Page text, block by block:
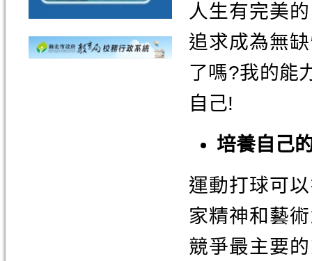
人生有完美
追求成為無
了嗎?我的能
自己!
培養自己
運動打球可
家精神和藝
競爭最主要